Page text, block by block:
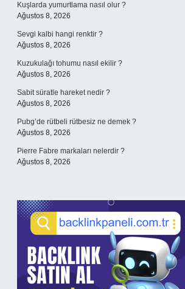
Kuşlarda yumurtlama nasıl olur ?
Ağustos 8, 2026
Sevgi kalbi hangi renktir ?
Ağustos 8, 2026
Kuzukulağı tohumu nasıl ekilir ?
Ağustos 8, 2026
Sabit süratle hareket nedir ?
Ağustos 8, 2026
Pubg’de rütbeli rütbesiz ne demek ?
Ağustos 8, 2026
Pierre Fabre markaları nelerdir ?
Ağustos 8, 2026